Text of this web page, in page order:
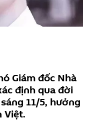
Giám đốc Nhà
định qua đời
11/5, hưởng
Việt.